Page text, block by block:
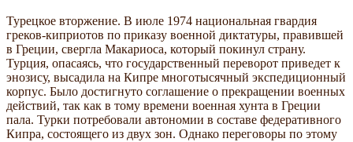
Турецкое вторжение. В июле 1974 национальная гвардия
греков-киприотов по приказу военной диктатуры, правившей
в Греции, свергла Макариоса, который покинул страну.
Турция, опасаясь, что государственный переворот приведет к
энозису, высадила на Кипре многотысячный экспедиционный
корпус. Было достигнуто соглашение о прекращении военных
действий, так как в тому времени военная хунта в Греции
пала. Турки потребовали автономии в составе федеративного
Кипра, состоящего из двух зон. Однако переговоры по этому